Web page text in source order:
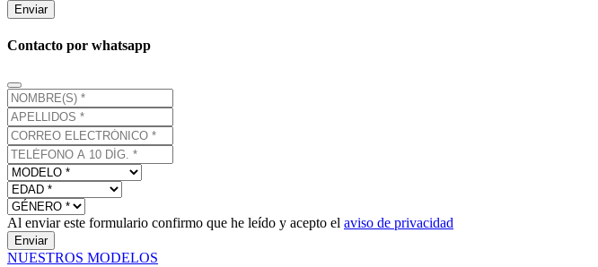
Enviar
Contacto por whatsapp
Al enviar este formulario confirmo que he leído y acepto el aviso de privacidad
Enviar
NUESTROS MODELOS